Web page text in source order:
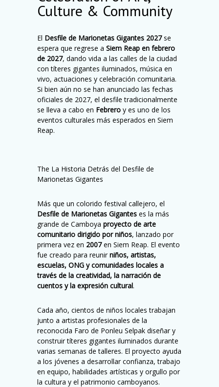
Culture & Community
El Desfile de Marionetas Gigantes 2027se
espera que regrese a Siem Reap en febrero
de 2027, dando vida a las calles de la ciudad
con títeres gigantes iluminados, música en
vivo, actuaciones y celebración comunitaria.
Si bien aún no se han anunciado las fechas
oficiales de 2027, el desfile tradicionalmente
se lleva a cabo en Febrero y es uno de los
eventos culturales más esperados en Siem
Reap.
The La Historia Detrás del Desfile de
Marionetas Gigantes
Más que un colorido festival callejero, el
Desfile de Marionetas Gigantes es la más
grande de Camboya proyecto de arte
comunitario dirigido por niños, lanzado por
primera vez en 2007en Siem Reap. El evento
fue creado para reunirniños, artistas,
escuelas, ONG y comunidades locales a
través de la creatividad, la narración de
cuentos y la expresión cultural.
Cada año, cientos de niños locales trabajan
junto a artistas profesionales de la
reconocida Faro de Ponleu Selpak diseñar y
construir títeres gigantes iluminados durante
varias semanas de talleres. El proyecto ayuda
a los jóvenes a desarrollar confianza, trabajo
en equipo, habilidades artísticas y orgullo por
la cultura y el patrimonio camboyanos.